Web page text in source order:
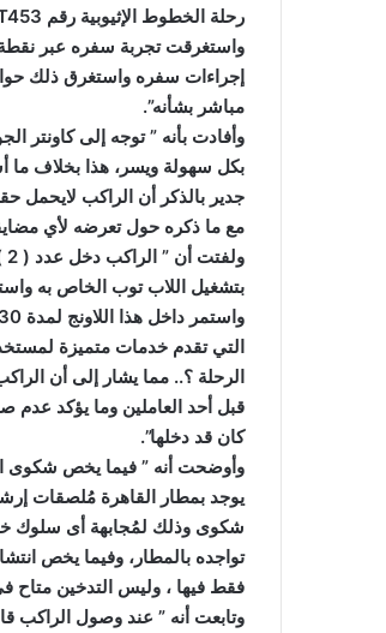
واستغرقت تجربة سفره عبر نقطة
مباشر بشأنه”.
وأفادت بأنه ” توجه إلى كاونتر
بكل سهولة ويسر، هذا بخلاف ما
جدير بالذكر أن الراكب لايحمل
مع ما ذكره حول تعرضه لأي
قبل أحد العاملين وما يؤكد عدم
كان قد دخلها”.
وأوضحت أنه ” فيما يخص شكوى
شكوى وذلك لمُجابهة أى سلوك
تواجده بالمطار، وفيما يخص
فقط فيها ، وليس التدخين متاح